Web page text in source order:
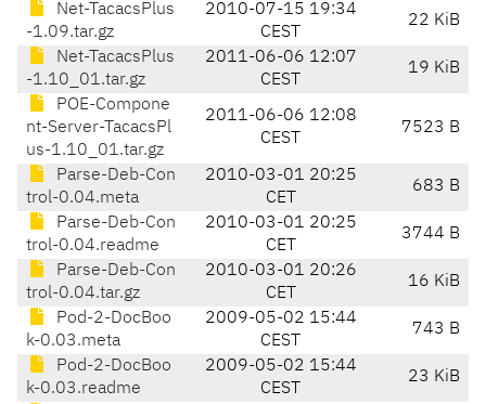
Net-TacacsPlus
-1.09.tar.gz
2010-07-15 19:34
CEST
22 KiB
Net-TacacsPlus
-1.10_01.tar.gz
2011-06-06 12:07
CEST
19 KiB
POE-Compone
nt-Server-TacacsPl
us-1.10_01.tar.gz
2011-06-06 12:08
CEST
7523 B
Parse-Deb-Con
trol-0.04.meta
2010-03-01 20:25
CET
683 B
Parse-Deb-Con
trol-0.04.readme
2010-03-01 20:25
CET
3744 B
Parse-Deb-Con
trol-0.04.tar.gz
2010-03-01 20:26
CET
16 KiB
Pod-2-DocBoo
k-0.03.meta
2009-05-02 15:44
CEST
743 B
Pod-2-DocBoo
k-0.03.readme
2009-05-02 15:44
CEST
23 KiB